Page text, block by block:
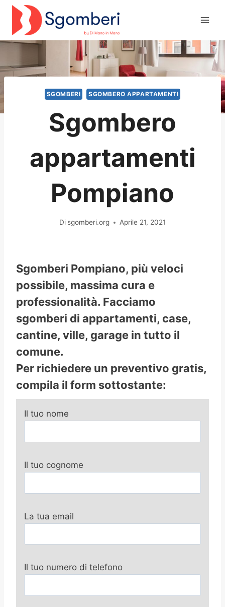
Salta
contenuto
SGOMBERI SGOMBERO APPARTAMENTI
Sgombero
appartamenti
Pompiano
Di sgomberi.org Aprile 21, 2021
Sgomberi Pompiano, più veloci
possibile, massima cura e
professionalità. Facciamo
sgomberi di appartamenti, case,
cantine, ville, garage in tutto il
comune.
Per richiedere un preventivo gratis,
compila il form sottostante:
Il tuo nome
Il tuo cognome
La tua email
Il tuo numero di telefono